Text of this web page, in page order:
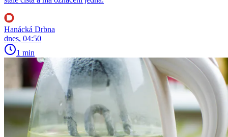
Hanácká Drbna
dnes, 04:50
1 min